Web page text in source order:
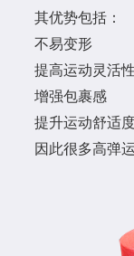
其优势包括：
不易变形
提高运动灵活性
增强包裹感
提升运动舒适
因此很多高弹